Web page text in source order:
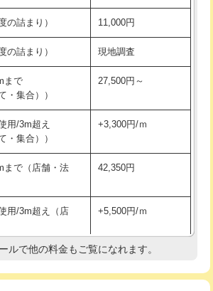
器・分岐水栓） 16,500円
ル加工) 16,500円
ド止め) 3,300円
金具設置)
使用（バンド止
5,500円
削・埋め戻し作
11,000円
（VP・HI）使
33,000円
管（VP・HI）使
+8,800円
の詰まり） 11,000円
の詰まり） 現地調査
まで
・集合））
27,500円～
用/3m超え
・集合））
+3,300円/ｍ
まで（店舗・法
42,350円
用/3m超え（店
+5,500円/ｍ
現地調査
ルで他の料金もご覧になれます。